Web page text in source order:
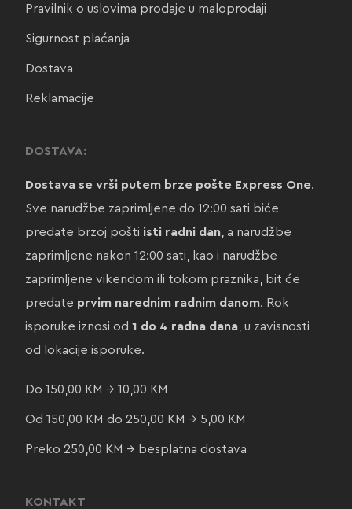
Pravilnik o uslovima prodaje u maloprodaji
Sigurnost plaćanja
Dostava
Reklamacije
DOSTAVA:
Dostava se vrši putem brze pošte Express One.
Sve narudžbe zaprimljene do 12:00 sati biće
predate brzoj pošti isti radni dan, a narudžbe
zaprimljene nakon 12:00 sati, kao i narudžbe
zaprimljene vikendom ili tokom praznika, bit će
predate prvim narednim radnim danom. Rok
isporuke iznosi od 1 do 4 radna dana, u zavisnosti
od lokacije isporuke.
Do 150,00 KM → 10,00 KM
Od 150,00 KM do 250,00 KM → 5,00 KM
Preko 250,00 KM → besplatna dostava
KONTAKT